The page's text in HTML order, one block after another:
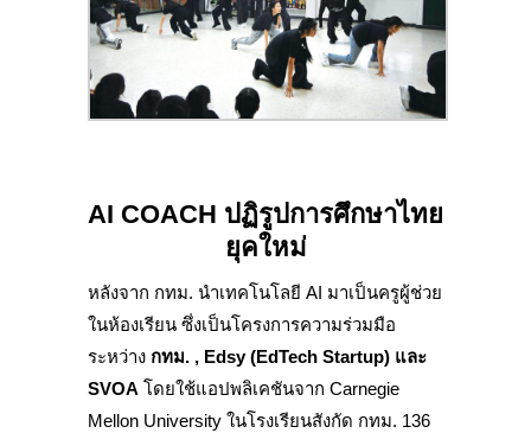
AI COACH ปฏิรูปการศึกษาไทย
ยุคใหม่
หลังจาก กทม. นำเทคโนโลยี AI มาเป็นครูผู้ช่วย
ในห้องเรียน ซึ่งเป็นโครงการความร่วมมือ
ระหว่าง กทม. , Edsy (EdTech Startup) และ
SVOA โดยใช้แอปพลิเคชันจาก Carnegie
Mellon University ในโรงเรียนสังกัด กทม. 136